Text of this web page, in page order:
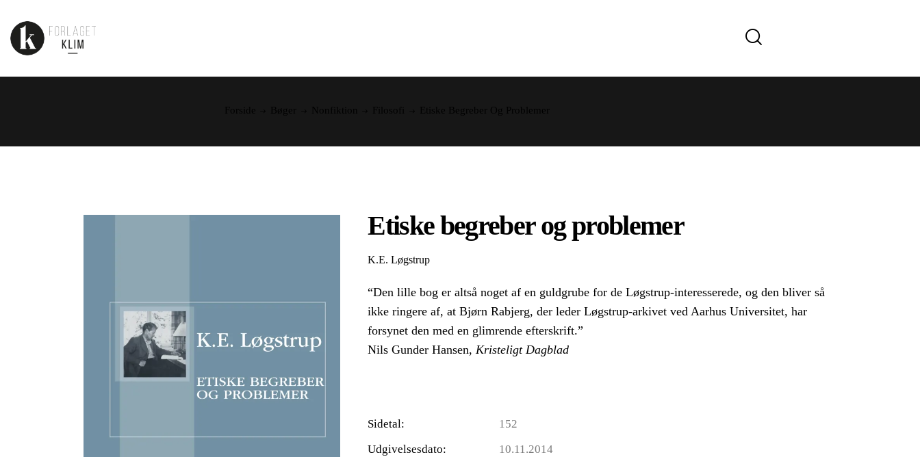
Etiske begreber og problemer
K.E. Løgstrup
“Den lille bog er altså noget af en guldgrube for de Løgstrup-interesserede, og den bliver så
ikke ringere af, at Bjørn Rabjerg, der leder Løgstrup-arkivet ved Aarhus Universitet, har
forsynet den med en glimrende efterskrift.”
Nils Gunder Hansen, Kristeligt Dagblad
Sidetal
152
Udgivelsesdato
10.11.2014